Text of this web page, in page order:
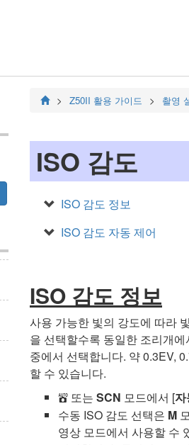
Z50II 활용 가이드 촬영
ISO 감도
ISO 감도 정보
ISO 감도 자동 제어
ISO 감도 정보
사용 가능한 빛의 강도에 따라
을 선택할수록 동일한 조리개
중에서 선택합니다. 약 0.3EV,
할 수 있습니다.
b 또는 SCN 모드에서 [자
수동 ISO 감도 선택은 M
영상 모드에서 사용할 수